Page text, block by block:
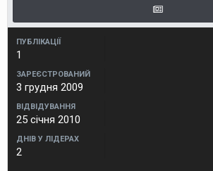
ПУБЛІКАЦІЇ
1
ЗАРЕЄСТРОВАНИЙ
3 грудня 2009
ВІДВІДУВАННЯ
25 січня 2010
ДНІВ У ЛІДЕРАХ
2